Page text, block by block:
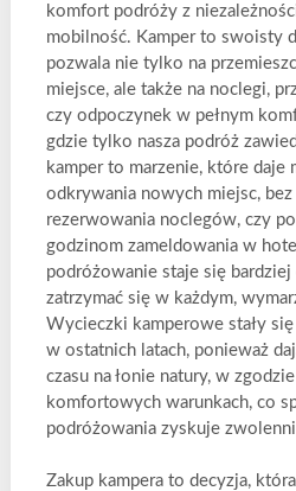
komfort podróży z
mobilność. Kamper to swoisty
pozwala nie tylko na
miejsce, ale także na noclegi,
czy odpoczynek w pełnym
gdzie tylko nasza podróż
kamper to marzenie, które
odkrywania nowych miejsc,
rezerwowania noclegów, czy
godzinom zameldowania w
podróżowanie staje się bardziej
zatrzymać się w każdym,
Wycieczki kamperowe stały
w ostatnich latach, ponieważ
czasu na łonie natury, w
komfortowych warunkach, co
podróżowania zyskuje
Zakup kampera to decyzja,